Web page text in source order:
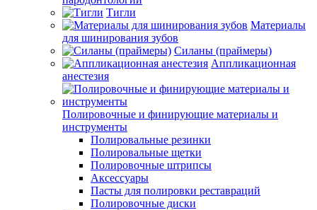
Тигли
Материалы
для шинирования зубов
Силаны (праймеры)
Аппликационная
анестезия
Полировочные и финирующие материалы и
инструменты
Полировальные резинки
Полировальные щетки
Полировочные штрипсы
Аксессуары
Пасты для полировки реставраций
Полировочные диски